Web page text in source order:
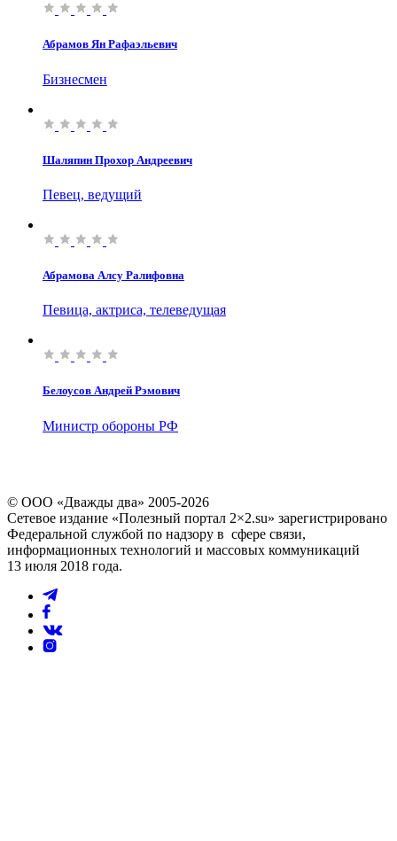
Абрамов Ян Рафаэльевич
Бизнесмен
Шаляпин Прохор Андреевич
Певец, ведущий
Абрамова Алсу Ралифовна
Певица, актриса, телеведущая
Белоусов Андрей Рэмович
Министр обороны РФ
© ООО «Дважды два» 2005-2026
Сетевое издание «Полезный портал 2×2.su» зарегистрировано
Федеральной службой по надзору в сфере связи,
информационных технологий и массовых коммуникаций
13 июля 2018 года.